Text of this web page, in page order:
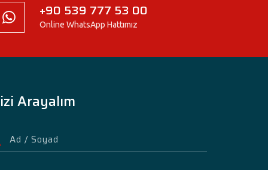
+90 539 777 53 00
Online WhatsApp Hattımız
Arayalım